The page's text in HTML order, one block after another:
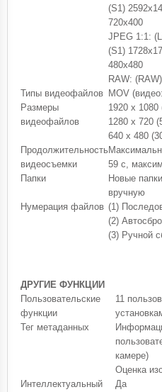
(S1)
720x400
JPEG 1:1:
(S1)
480x480
RAW:
Типы видеофайлов MOV
Размеры
видеофайлов
1920 x 1080
1280 x 720
640 x 480
Продолжительность
видеосъемки
59 c,
Папки
Новые
вручную
Нумерация файлов (1)
(2)
(3) Ручной
ДРУГИЕ ФУНКЦИИ
Пользовательские
функции
11
Тег метаданных
камере)
Оценка
Интеллектуальный
Да